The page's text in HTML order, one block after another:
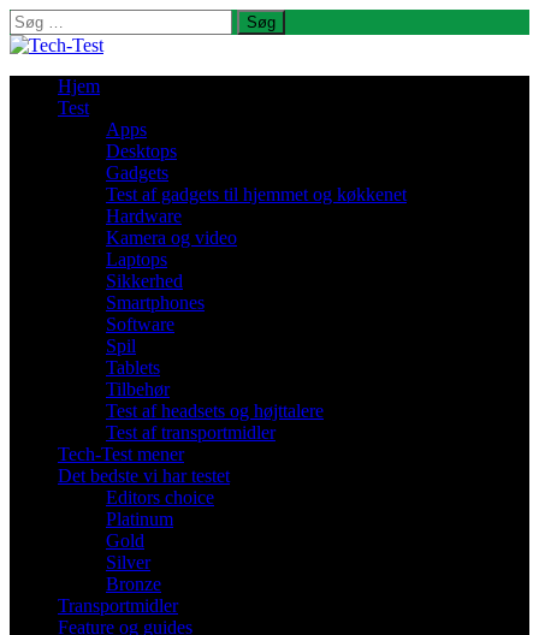
Søg
efter:
Hjem
Test
Apps
Desktops
Gadgets
Test af gadgets til hjemmet og køkkenet
Hardware
Kamera og video
Laptops
Sikkerhed
Smartphones
Software
Spil
Tablets
Tilbehør
Test af headsets og højttalere
Test af transportmidler
Tech-Test mener
Det bedste vi har testet
Editors choice
Platinum
Gold
Silver
Bronze
Transportmidler
Feature og guides